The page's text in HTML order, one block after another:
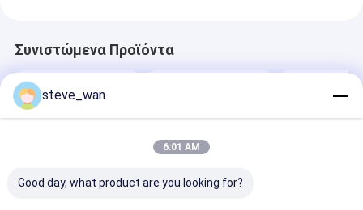
Συνιστώμενα Προϊόντα
steve_wan
6:01 AM
Good day, what product are you looking for?